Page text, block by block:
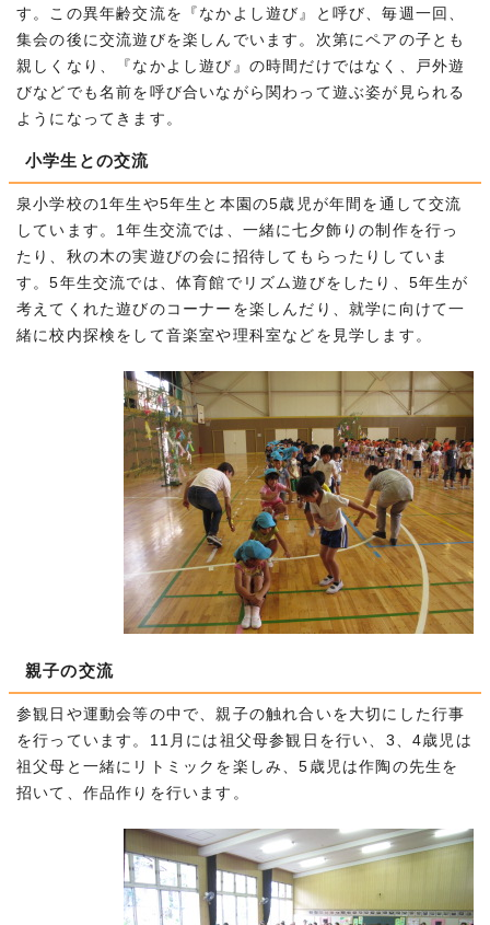
す。この異年齢交流を『なかよし遊び』と呼び、毎週一回、
集会の後に交流遊びを楽しんでいます。次第にペアの子とも
親しくなり、『なかよし遊び』の時間だけではなく、戸外遊
びなどでも名前を呼び合いながら関わって遊ぶ姿が見られる
ようになってきます。
小学生との交流
泉小学校の1年生や5年生と本園の5歳児が年間を通して交流
しています。1年生交流では、一緒に七夕飾りの制作を行っ
たり、秋の木の実遊びの会に招待してもらったりしていま
す。5年生交流では、体育館でリズム遊びをしたり、5年生が
考えてくれた遊びのコーナーを楽しんだり、就学に向けて一
緒に校内探検をして音楽室や理科室などを見学します。
親子の交流
参観日や運動会等の中で、親子の触れ合いを大切にした行事
を行っています。11月には祖父母参観日を行い、3、4歳児は
祖父母と一緒にリトミックを楽しみ、5歳児は作陶の先生を
招いて、作品作りを行います。